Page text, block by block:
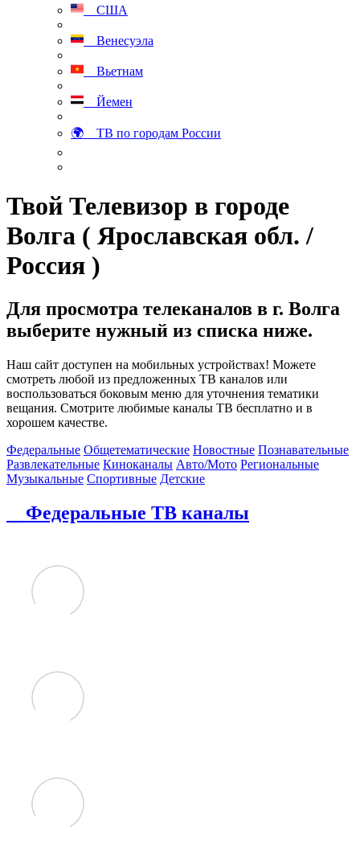
США
Венесуэла
Вьетнам
Йемен
🌍 ТВ по городам России
Твой Телевизор в городе
Волга ( Ярославская обл. /
Россия )
Для просмотра телеканалов в г. Волга
выберите нужный из списка ниже.
Наш сайт доступен на мобильных устройствах! Можете
смотреть любой из предложенных ТВ каналов или
воспользоваться боковым меню для уточнения тематики
вещания. Смотрите любимые каналы ТВ бесплатно и в
хорошем качестве.
Федеральные Общетематические Новостные Познавательные
Развлекательные Киноканалы Авто/Мото Региональные
Музыкальные Спортивные Детские
Федеральные ТВ каналы